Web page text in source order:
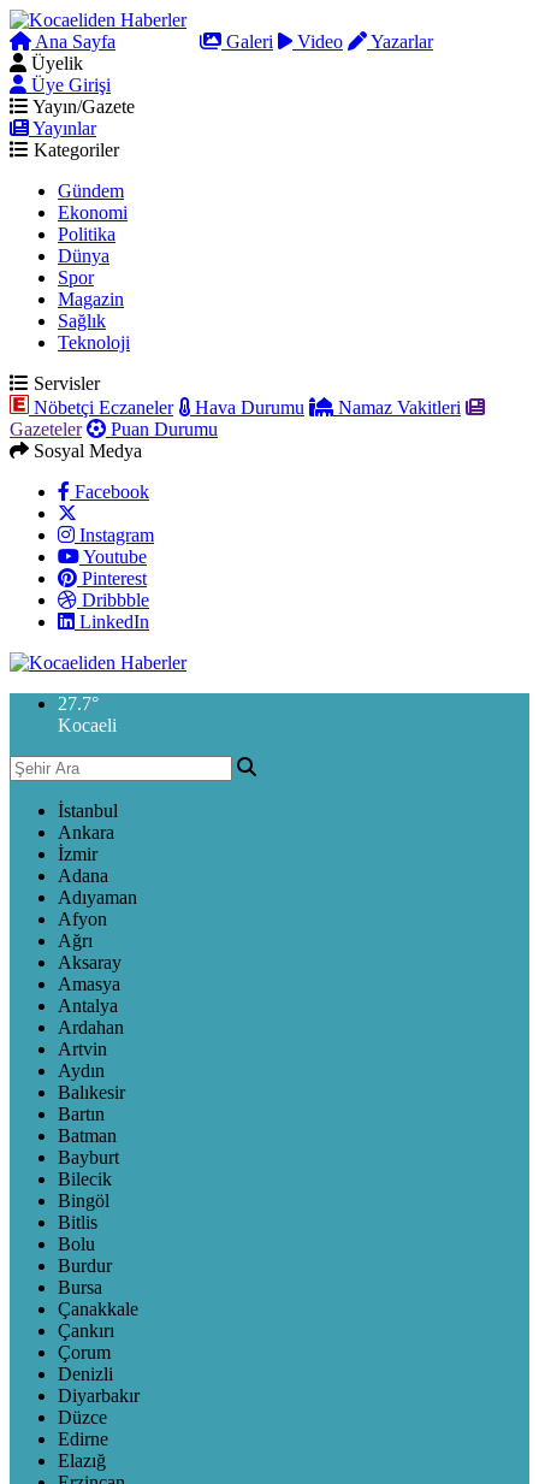
Ana Sayfa Galeri Video
Yazarlar
Üyelik
Üye Girişi
Yayın/Gazete
Yayınlar
Kategoriler
Gündem
Ekonomi
Politika
Dünya
Spor
Magazin
Sağlık
Teknoloji
Servisler
Nöbetçi Eczaneler
Hava Durumu
Namaz Vakitleri
Gazeteler
Puan Durumu
Sosyal Medya
Facebook
Instagram
Youtube
Pinterest
Dribbble
LinkedIn
27.7°
Kocaeli
İstanbul
Ankara
İzmir
Adana
Adıyaman
Afyon
Ağrı
Aksaray
Amasya
Antalya
Ardahan
Artvin
Aydın
Balıkesir
Bartın
Batman
Bayburt
Bilecik
Bingöl
Bitlis
Bolu
Burdur
Bursa
Çanakkale
Çankırı
Çorum
Denizli
Diyarbakır
Düzce
Edirne
Elazığ